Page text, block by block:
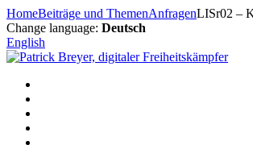
Zum
Inhalt
springen
HomeBeiträge und ThemenAnfragenLISr02 –
Change language: Deutsch
English